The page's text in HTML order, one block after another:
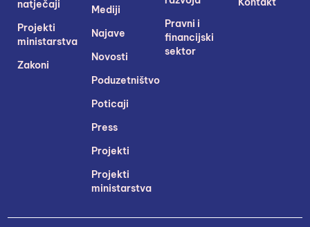
Pravni i
financijski
sektor
Mediji
Najave
Novosti
Poduzetništvo
Poticaji
Press
Projekti
Projekti
ministarstva
natječaji
Projekti
ministarstva
Zakoni